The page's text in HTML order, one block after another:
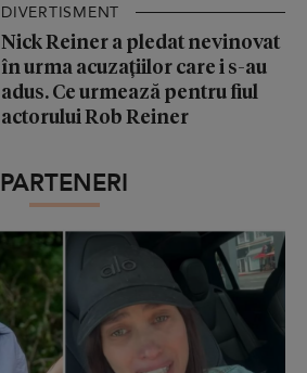
DIVERTISMENT
Nick Reiner a pledat nevinovat
în urma acuzațiilor care i s-au
adus. Ce urmează pentru fiul
actorului Rob Reiner
PARTENERI